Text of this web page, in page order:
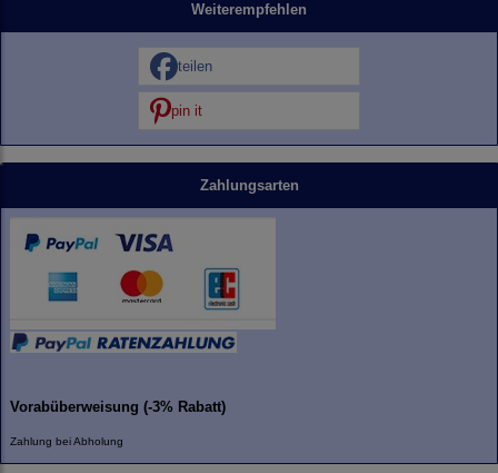
Weiterempfehlen
teilen
pin it
Zahlungsarten
Vorabüberweisung (-3% Rabatt)
Zahlung bei Abholung